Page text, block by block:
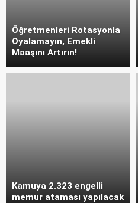
Öğretmenleri Rotasyonla
Oyalamayın, Emekli
Maaşını Artırın!
Kamuya 2.323 engelli
memur ataması yapılacak